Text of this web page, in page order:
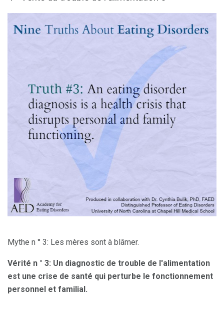
Mythe n ° 3: Les mères sont à blâmer.
Vérité n ° 3: Un diagnostic de trouble de l'alimentation
est une crise de santé qui perturbe le fonctionnement
personnel et familial.